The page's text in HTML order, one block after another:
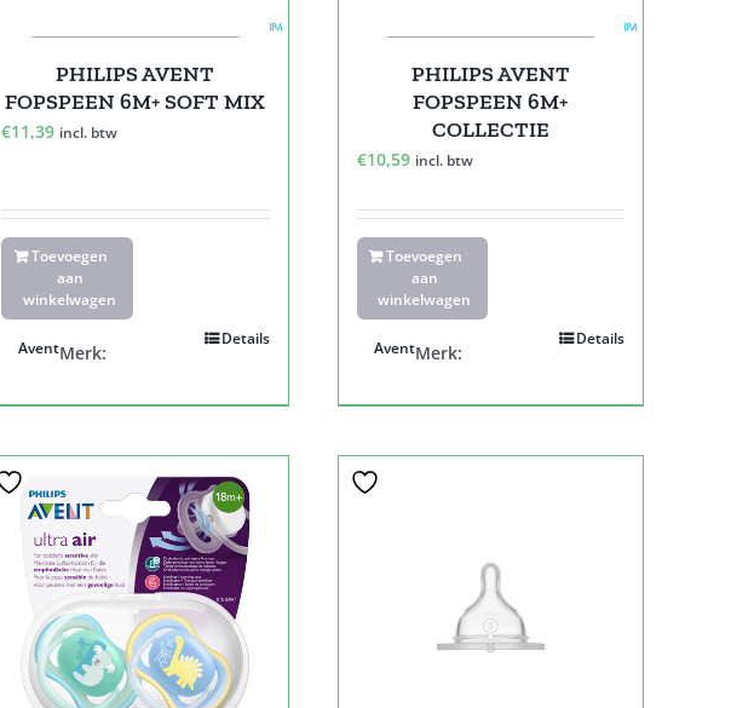
PHILIPS AVENT
FOPSPEEN 6M+ SOFT MIX
€11,39 incl. btw
Toevoegen
aan
winkelwagen
Details
Merk:
Avent
PHILIPS AVENT
FOPSPEEN 6M+
COLLECTIE
€10,59 incl. btw
Toevoegen
aan
winkelwagen
Details
Merk:
Avent